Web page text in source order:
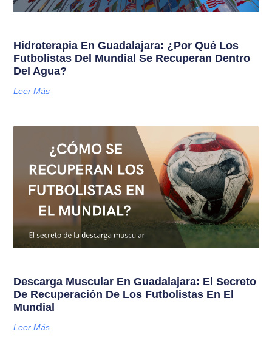
Hidroterapia En Guadalajara: ¿Por Qué Los
Futbolistas Del Mundial Se Recuperan Dentro
Del Agua?
Leer Más
Descarga Muscular En Guadalajara: El Secreto
De Recuperación De Los Futbolistas En El
Mundial
Leer Más